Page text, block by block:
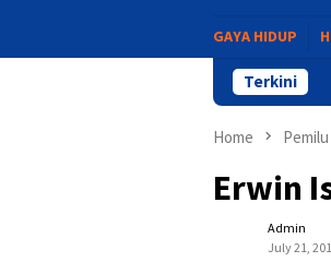
GAYA HIDUP
Terkini
Home Pemilu
Erwin
Admin
July 21,